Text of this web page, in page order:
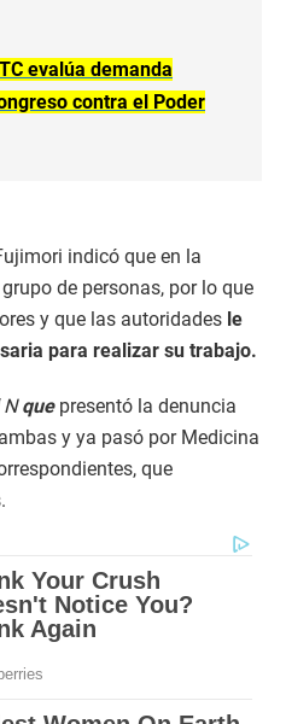
evalúa demanda
contra el Poder
indicó que en la
de personas, por lo que
y que las autoridades le
para realizar su trabajo.
Nquepresentó la denuncia
y ya pasó por Medicina
que